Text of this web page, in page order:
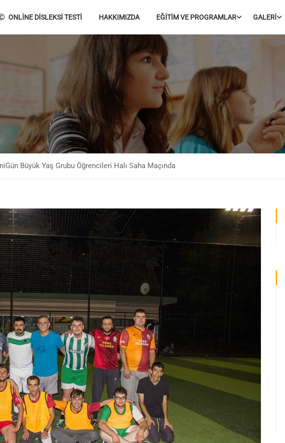
ONLİNE DİSLEKSİ TESTİ HAKKIMIZDA EĞİTİM VE PROGRAMLAR GALERİ
Büyük Yaş Grubu Öğrencileri Halı Saha Maçında